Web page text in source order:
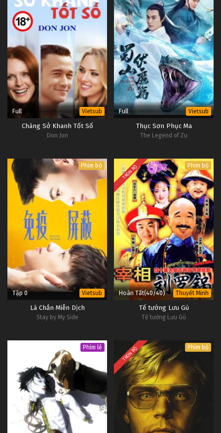
Full Vietsub
Chàng Sở Khanh Tốt Số
Don Jon
Full Vietsub
Thục Sơn Phục Ma
The Legend of Zu
Phim bộ
Tập 0 Vietsub
Lá Chắn Miễn Dịch
Stay by My Side
TRỌN BỘ Phim bộ
Hoàn Tất(40/40) Thuyết Minh
Tế tướng Lưu Gù
Tế tướng Lưu Gù
Phim lẻ TRỌN BỘ Phim bộ